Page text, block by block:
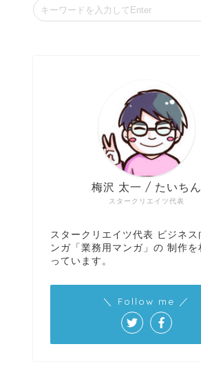
スタークリエイツ代表
梅沢 太一 / たいちん
スタークリエイツ代表 ビジネス
ンガ「業務用マンガ」の 制作を
っています。
＼ Follow me ／